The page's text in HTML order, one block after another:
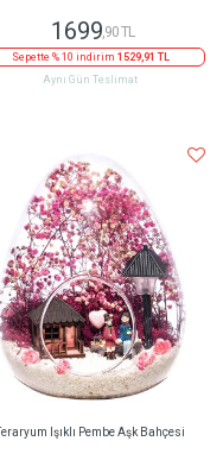
1699,90 TL
Sepette % 10 indirim 1529,91 TL
Aynı Gün Teslimat
Teraryum Işıklı Pembe Aşk Bahçesi